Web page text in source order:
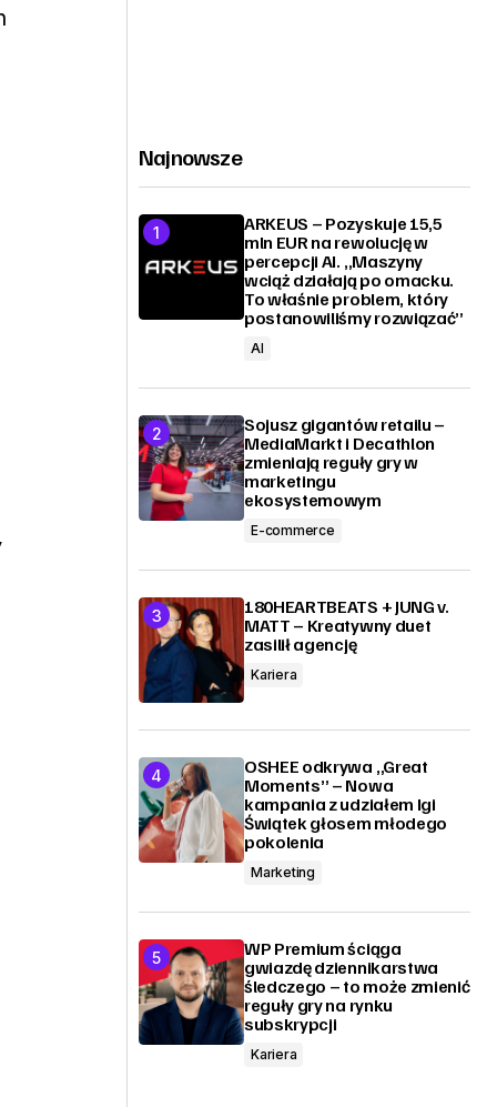
Najnowsze
ARKEUS – Pozyskuje 15,5
mln EUR na rewolucję w
percepcji AI. „Maszyny
wciąż działają po omacku.
To właśnie problem, który
postanowiliśmy rozwiązać”
AI
Sojusz gigantów retailu –
MediaMarkt i Decathlon
zmieniają reguły gry w
marketingu
ekosystemowym
E-commerce
180HEARTBEATS + JUNG v.
MATT – Kreatywny duet
zasilił agencję
Kariera
OSHEE odkrywa „Great
Moments” – Nowa
kampania z udziałem Igi
Świątek głosem młodego
pokolenia
Marketing
WP Premium ściąga
gwiazdę dziennikarstwa
śledczego – to może zmienić
reguły gry na rynku
subskrypcji
Kariera